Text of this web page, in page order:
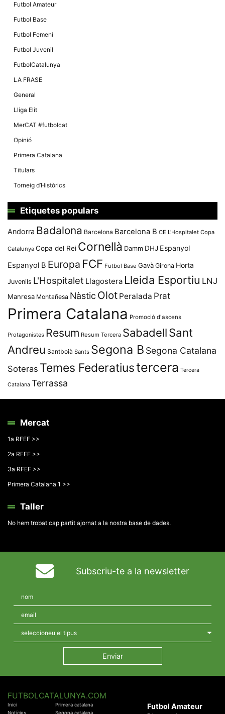
Futbol Amateur
Futbol Base
Futbol Femení
Futbol Juvenil
FutbolCatalunya
LA FRASE
General
Lliga Elit
MerCAT #futbolcat
Opinió
Primera Catalana
Titulars
Torneig d’Històrics
Etiquetes populars
Andorra Badalona Barcelona Barcelona B CE L'Hospitalet Copa
Catalunya Copa del Rei Cornellà Damm DHJ Espanyol
Espanyol B Europa FCF Futbol Base Gavà Girona Horta
Juvenils L'Hospitalet Llagostera Lleida Esportiu LNJ
Manresa Montañesa Nàstic Olot Peralada Prat
Primera Catalana Promoció d'ascens
Protagonistes Resum Resum Tercera SabadellSant
Andreu Santboià Sants Segona B Segona Catalana
Soteras Temes Federatiustercera Tercera
Catalana Terrassa
Mercat
1a RFEF >>
2a RFEF >>
3a RFEF >>
Primera Catalana 1 >>
Taller
No hem trobat cap partit ajornat a la nostra base de dades.
Subscriu-te a la newsletter
FUTBOLCATALUNYA.COM
Inici
Notícies
Primera catalana
Segona catalana
Futbol Amateur